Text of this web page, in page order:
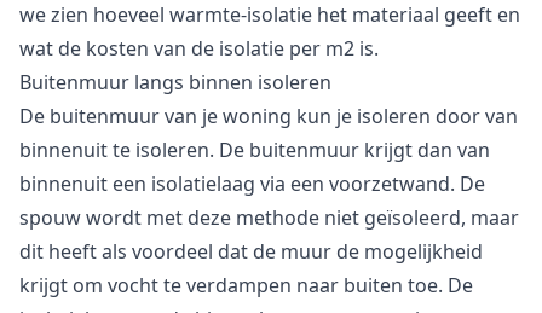
we zien hoeveel warmte-isolatie het materiaal geeft en
wat de kosten van de isolatie per m2 is.
Buitenmuur langs binnen isoleren
De buitenmuur van je woning kun je isoleren door van
binnenuit te isoleren. De buitenmuur krijgt dan van
binnenuit een isolatielaag via een voorzetwand. De
spouw wordt met deze methode niet geïsoleerd, maar
dit heeft als voordeel dat de muur de mogelijkheid
krijgt om vocht te verdampen naar buiten toe. De